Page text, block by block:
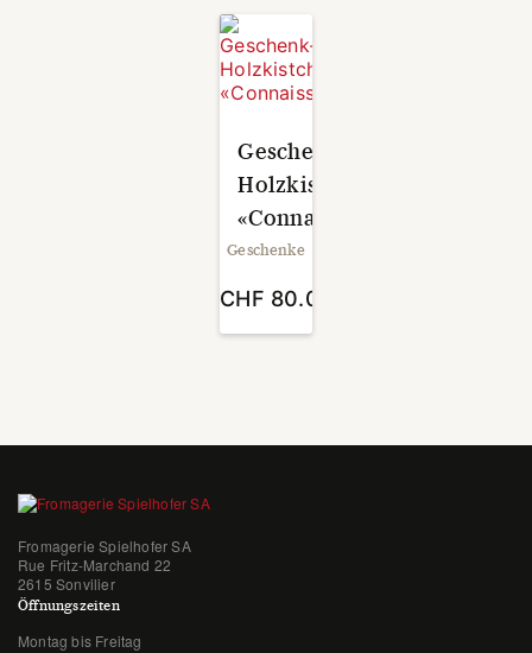
Geschenk-
Holzkistchen
«Connaisseur»
Geschenke
CHF 80.00
Fromagerie Spielhofer SA
Rue Fritz-Marchand 22
2615 Sonvilier
Öffnungszeiten
Montag bis Freitag